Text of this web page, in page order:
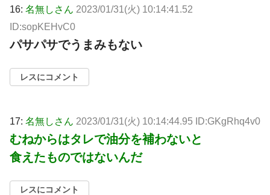
16: 名無しさん 2023/01/31(火) 10:14:41.52
ID:sopKEHvC0
パサパサでうまみもない
レスにコメント
17: 名無しさん 2023/01/31(火) 10:14:44.95 ID:GKgRhq4v0
むねからはタレで油分を補わないと
食えたものではないんだ
レスにコメント